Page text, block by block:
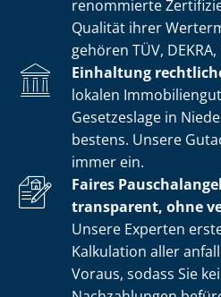
renommierte
Qualität ihrer
gehören TÜV,
Einhaltung
lokalen
Gesetzeslage in
bestens. Unsere
immer ein.
Faires
transparent, ohne
Unsere Experten
Kalkulation aller
Voraus, sodass Sie